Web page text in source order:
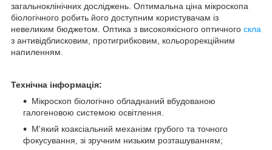
загальноклінічних досліджень. Оптимальна ціна мікроскопа
біологічного робить його доступним користувачам із
невеликим бюджетом. Оптика з високоякісного оптичного скла
з антивідблисковим, протигрибковим, кольорорекційним
напиленням.
Технічна інформація:
Мікроскоп біологічно обладнаний вбудованою
галогеновою системою освітлення.
М'який коаксіальний механізм грубого та точного
фокусування, зі зручним низьким розташуванням;